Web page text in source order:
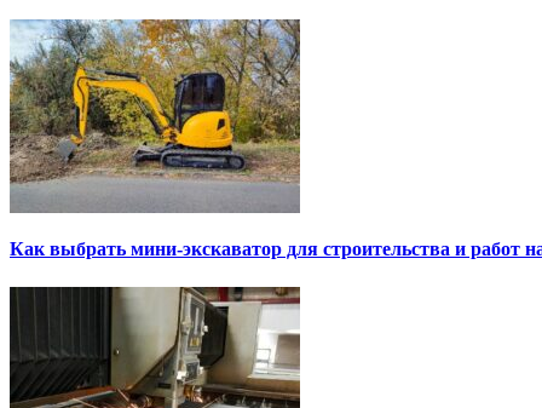
Как выбрать мини-экскаватор для строительства и работ